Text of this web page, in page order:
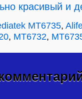
красивый и
MT6735,
, MT6732,